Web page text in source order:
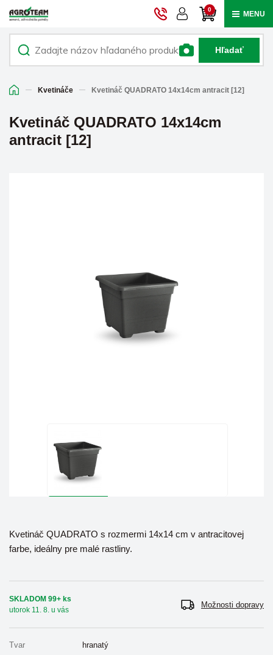
0 MENU
Hľadať
Kvetináče Kvetináč QUADRATO 14x14cm antracit [12]
Kvetináč QUADRATO 14x14cm
antracit [12]
Kvetináč QUADRATO s rozmermi 14x14 cm v antracitovej
farbe, ideálny pre malé rastliny.
SKLADOM 99+ ks
utorok 11. 8. u vás
Možnosti dopravy
Tvar
hranatý